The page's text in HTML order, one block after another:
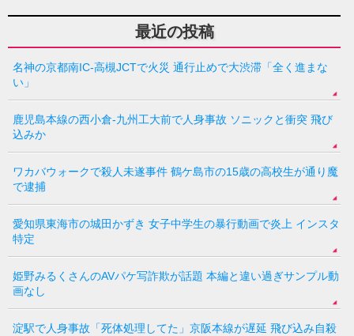
最近の投稿
名神の京都南IC-高槻JCTで火災 通行止めで大渋滞「全く進まな
い」
鹿児島本線の西小倉-九州工大前で人身事故 ソニックと衝突 飛び
込みか
ワカバウォークで殺人未遂事件 鶴ケ島市の15歳の高校生が通り魔
で逮捕
愛知県東海市の城田かずき 女子中学生の暴行動画で炎上 インスタ
特定
姫野みるくさんのAVパケ写詐欺が話題 本編と違い過ぎサンプル動
画なし
淀駅で人身事故「死体処理してた」京阪本線が遅延 飛び込み自殺